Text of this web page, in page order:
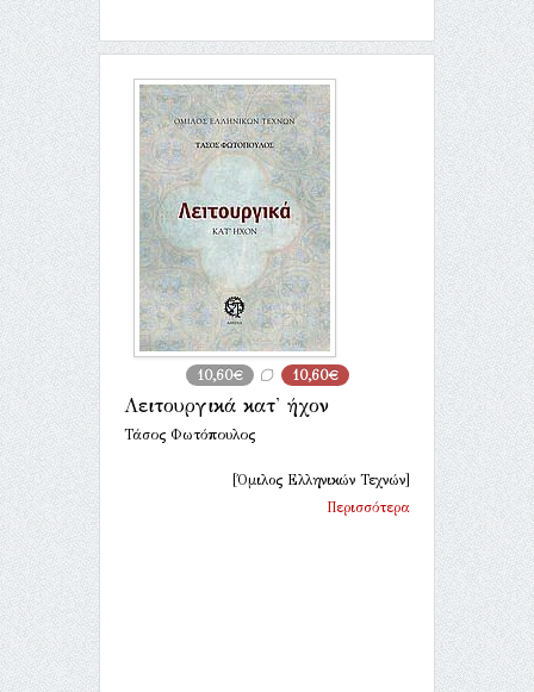
10,60€ 10,60€
Λειτουργικά κατ' ήχον
Τάσος Φωτόπουλος
[Όμιλος Ελληνικών Τεχνών]
Περισσότερα